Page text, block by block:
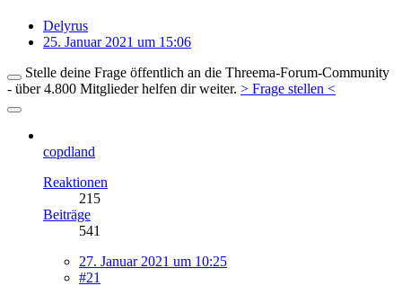
Delyrus
25. Januar 2021 um 15:06
Stelle deine Frage öffentlich an die Threema-Forum-Community
- über 4.800 Mitglieder helfen dir weiter. > Frage stellen <
copdland
Reaktionen
215
Beiträge
541
27. Januar 2021 um 10:25
#21